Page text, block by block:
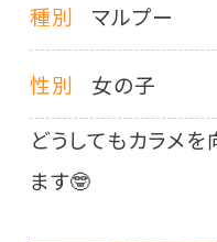
種別 マルプー
性別
女の子
どうしてもカラメ
ます🤓